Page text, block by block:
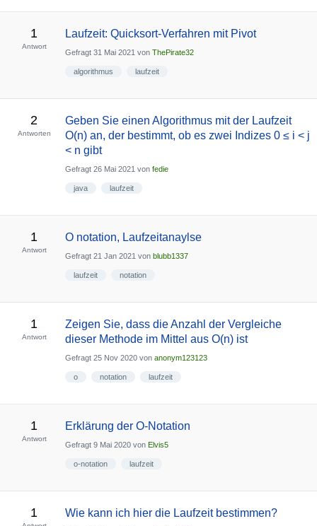
1
Antwort
Laufzeit: Quicksort-Verfahren mit Pivot
Gefragt 31 Mai 2021 von ThePirate32
algorithmus laufzeit
2
Antworten
Geben Sie einen Algorithmus mit der Laufzeit
O(n) an, der bestimmt, ob es zwei Indizes 0 ≤ i < j
< n gibt
Gefragt 26 Mai 2021 von fedie
java laufzeit
1
Antwort
O notation, Laufzeitanaylse
Gefragt 21 Jan 2021 von blubb1337
laufzeit notation
1
Antwort
Zeigen Sie, dass die Anzahl der Vergleiche
dieser Methode im Mittel aus O(n) ist
Gefragt 25 Nov 2020 von anonym123123
o notation laufzeit
1
Antwort
Erklärung der O-Notation
Gefragt 9 Mai 2020 von Elvis5
o-notation laufzeit
1 Wie kann ich hier die Laufzeit bestimmen?